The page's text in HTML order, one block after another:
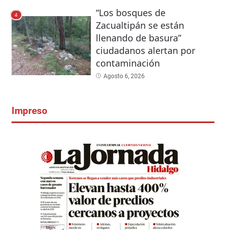
4
“Los bosques de
Zacualtipán se están
llenando de basura”
ciudadanos alertan por
contaminación
Agosto 6, 2026
Impreso